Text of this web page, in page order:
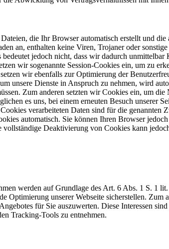
die Ihr Browser automatisch erstellt und
an, enthalten keine Viren, Trojaner oder
jedoch nicht, dass wir dadurch
wir sogenannte Session-Cookies ein, um zu
wir ebenfalls zur Optimierung der
unsere Dienste in Anspruch zu nehmen, wird
Zum anderen setzten wir Cookies ein, um
es uns, bei einem erneuten Besuch unserer
verarbeiteten Daten sind für die
automatisch. Sie können Ihren Browser
Deaktivierung von Cookies kann
werden auf Grundlage des Art. 6 Abs. 1 S. 1
Optimierung unserer Webseite sicherstellen.
für Sie auszuwerten. Diese Interessen
Tracking-Tools zu entnehmen.